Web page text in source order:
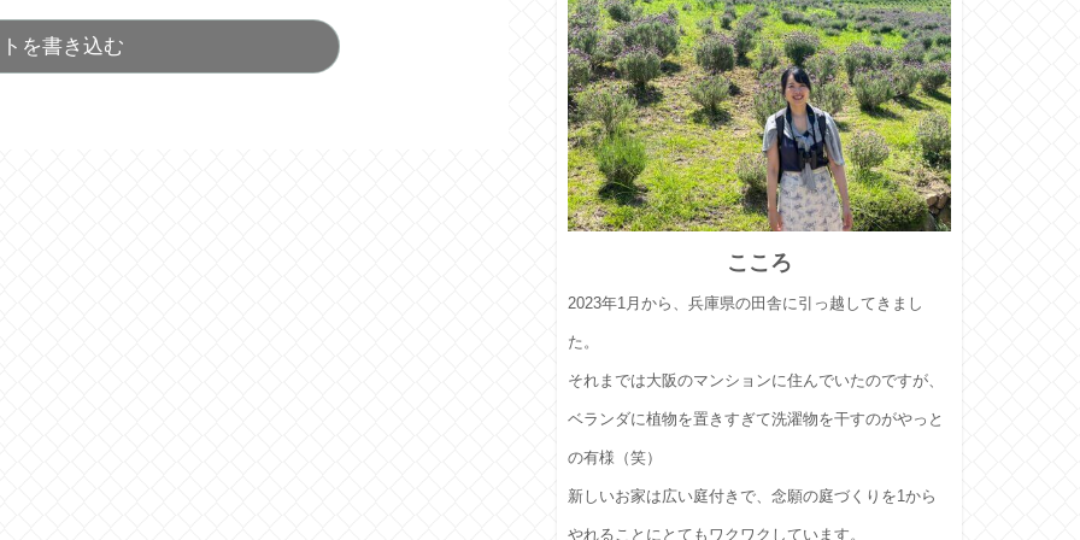
を書き込む
こころ
2023年1月から、兵庫県の田舎に引っ越してきまし
た。
それまでは大阪のマンションに住んでいたのですが、
ベランダに植物を置きすぎて洗濯物を干すのがやっと
の有様（笑）
新しいお家は広い庭付きで、念願の庭づくりを1から
やれることにとてもワクワクしています。